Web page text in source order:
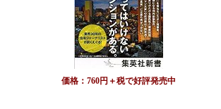
価格：760円＋税で好評発売中